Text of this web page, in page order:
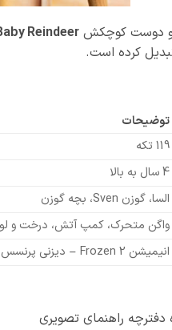
دوست کوچکش Reindeer
کرده است.
توضیحات
119 تکه
4 سال به بالا
السا، گوزن Sven، بچه گوزن
واگن متحرک، کمپ آتش، درخت و
انیمیشن Frozen 2 – دیزنی پرنسس السا
دفترچه راهنمای تصویری